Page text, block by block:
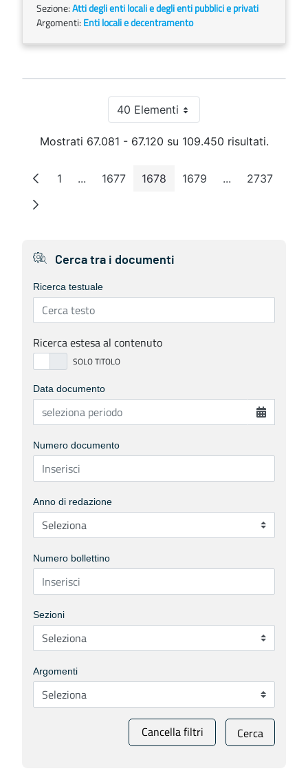
Sezione:Atti degli enti locali e degli enti pubblici e privati
Argomenti: Enti locali e decentramento
40 ElementiPer pagina
Mostrati 67.081 - 67.120 su 109.450 risultati.
Pagina
1 ...Pagine intermedie
Pagina
1677 Pagina
1678 Pagina
1679 ...PaginePagina
2737
Cerca tra i documenti
Ricerca testuale
Ricerca estesa al contenuto
Data documento
Numero documento
Anno di redazione
Numero bollettino
Sezioni
Argomenti
Cancella filtri Cerca